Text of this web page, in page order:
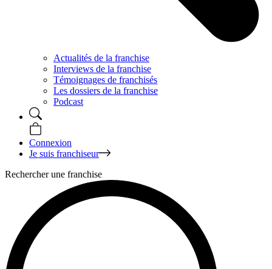
Actualités de la franchise
Interviews de la franchise
Témoignages de franchisés
Les dossiers de la franchise
Podcast
Connexion
Je suis franchiseur
Rechercher une franchise